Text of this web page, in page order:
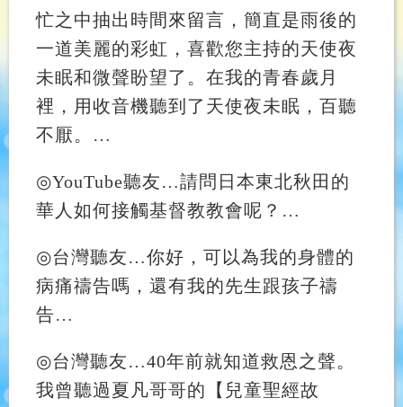
忙之中抽出時間來留言，簡直是雨後的
一道美麗的彩虹，喜歡您主持的天使夜
未眠和微聲盼望了。在我的青春歲月
裡，用收音機聽到了天使夜未眠，百聽
不厭。 …
◎YouTube聽友…請問日本東北秋田的
華人如何接觸基督教教會呢？ …
◎台灣聽友…你好，可以為我的身體的
病痛禱告嗎，還有我的先生跟孩子禱
告…
◎台灣聽友…40年前就知道救恩之聲。
我曾聽過夏凡哥哥的【兒童聖經故